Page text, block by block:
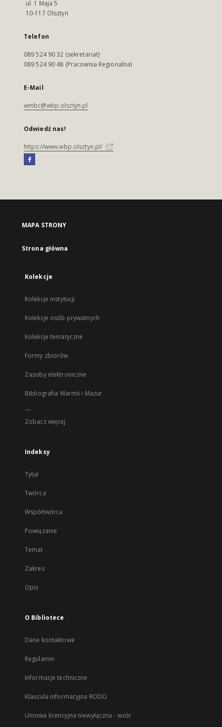
ul. 1 Maja 5
10-117 Olsztyn
Telefon
089 524 90 32 (sekretariat)
089 524 90 48 (Pracownia Regionalna)
E-Mail
wmbc@wbp.olsztyn.pl
Odwiedź nas!
https://www.wbp.olsztyn.pl/
MAPA STRONY
Strona główna
Kolekcje
Kolekcje instytucji
Kolekcje osób prywatnych
Kolekcje tematyczne
Formy zbiorów
Zasoby elektroniczne
Bibliografia Warmii i Mazur
...
Zobacz więcej
Indeksy
Tytuł
Twórca
Współtwórca
Powiązanie
Temat
Zakres
Opis
O Bibliotece
Dane kontaktowe
Regulamin
Informacje techniczne
Klauzula informacyjna RODO
Umowa licencyjna niewyłączna - wzór